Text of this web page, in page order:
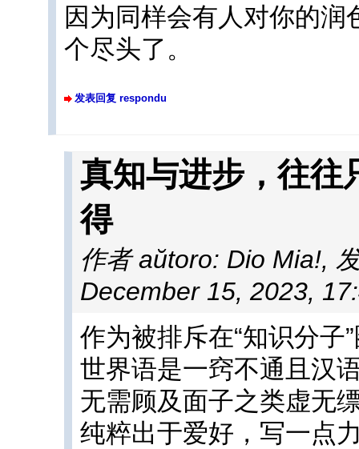
因为同样会有人对你的
个尽头了。
发表回复 respondu
真知与进步，往往
得
作者 aŭtoro: Dio Mia!,
December 15, 2023,
作为被排斥在“知识分子
世界语是一窍不通且汉
无需顾及面子之类虚无
纯粹出于爱好，写一点